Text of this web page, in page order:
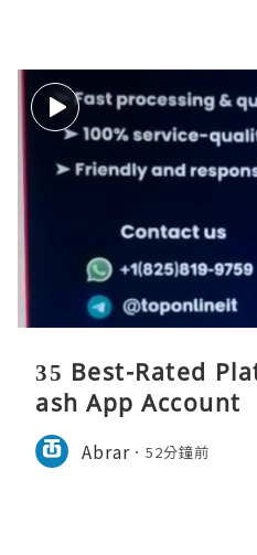
35 Best-Rated
ash App Account
Abrar 52分鐘前